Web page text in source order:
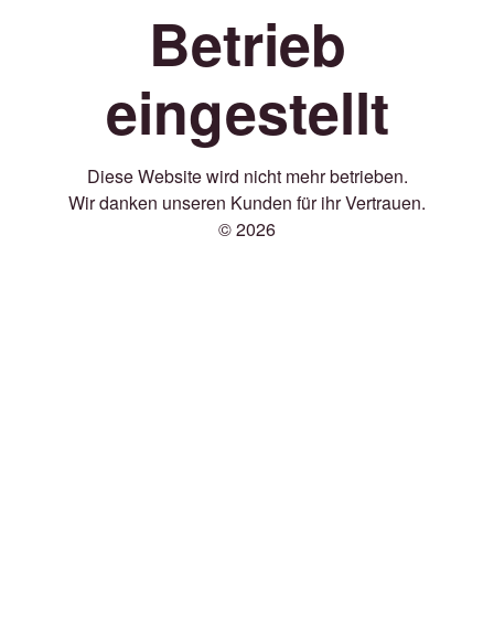
Betrieb
eingestellt
Diese Website wird nicht mehr betrieben.
Wir danken unseren Kunden für ihr Vertrauen.
© 2026